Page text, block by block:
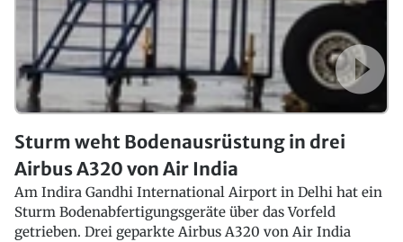
Sturm weht Bodenausrüstung in drei
Airbus A320 von Air India
Am Indira Gandhi International Airport in Delhi hat ein
Sturm Bodenabfertigungsgeräte über das Vorfeld
getrieben. Drei geparkte Airbus A320 von Air India